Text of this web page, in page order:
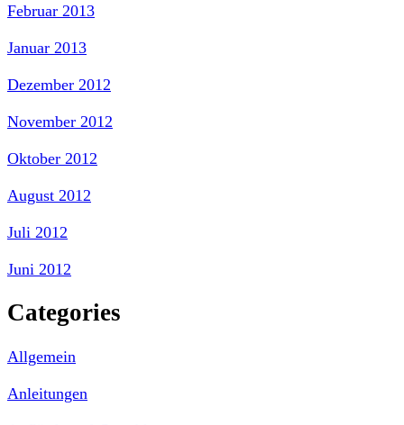
Februar 2013
Januar 2013
Dezember 2012
November 2012
Oktober 2012
August 2012
Juli 2012
Juni 2012
Categories
Allgemein
Anleitungen